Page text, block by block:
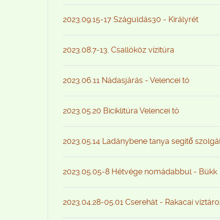
2023.09.15-17 Száguldás30 - Királyrét
2023.08.7-13. Csallóköz vízitúra
2023.06.11 Nádasjárás - Velencei tó
2023.05.20 Biciklitúra Velencei tó
2023.05.14 Ladánybene tanya segítő
2023.05.05-8 Hétvége nomádabbul - Bükk
2023.04.28-05.01 Cserehát - Rakacai